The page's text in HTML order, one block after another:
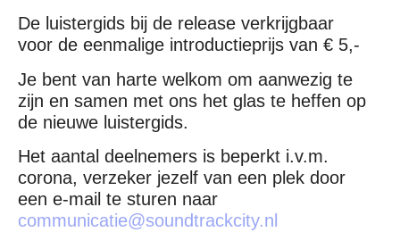
De luistergids bij de release verkrijgbaar
voor de eenmalige introductieprijs van € 5,-
Je bent van harte welkom om aanwezig te
zijn en samen met ons het glas te heffen op
de nieuwe luistergids.
Het aantal deelnemers is beperkt i.v.m.
corona, verzeker jezelf van een plek door
een e-mail te sturen naar
communicatie@soundtrackcity.nl